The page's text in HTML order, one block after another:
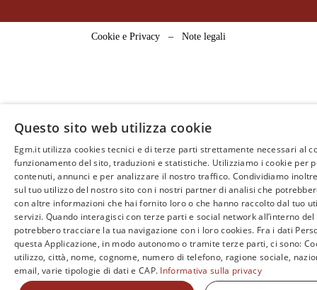
Cookie e Privacy – Note legali
Questo sito web utilizza cookie
Egm.it utilizza cookies tecnici e di terze parti strettamente necessari al
funzionamento del sito, traduzioni e statistiche. Utilizziamo i cookie per
contenuti, annunci e per analizzare il nostro traffico. Condividiamo
sul tuo utilizzo del nostro sito con i nostri partner di analisi che
con altre informazioni che hai fornito loro o che hanno raccolto dal tuo
servizi. Quando interagisci con terze parti e social network all’interno
potrebbero tracciare la tua navigazione con i loro cookies. Fra i dati
questa Applicazione, in modo autonomo o tramite terze parti, ci sono:
utilizzo, città, nome, cognome, numero di telefono, ragione sociale,
email, varie tipologie di dati e CAP. Informativa sulla privacy